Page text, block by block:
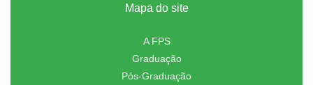
Mapa do site
A FPS
Graduação
Pós-Graduação